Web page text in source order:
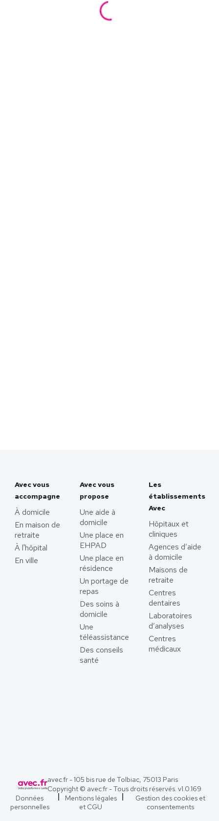
Avec vous
accompagne
À domicile
En maison de
retraite
À l'hôpital
En ville
Avec vous
propose
Une aide à
domicile
Une place en
EHPAD
Une place en
résidence
Un portage de
repas
Des soins à
domicile
Une
téléassistance
Des conseils
santé
Les
établissements
Avec
Hôpitaux et
cliniques
Agences d’aide
à domicile
Maisons de
retraite
Centres
dentaires
Laboratoires
d’analyses
Centres
médicaux
avec.fr - 105 bis rue de Tolbiac, 75013 Paris
Copyright © avec.fr - Tous droits réservés. v1.0.169
Données
personnelles
Mentions légales
et CGU
Gestion des cookies et
consentements